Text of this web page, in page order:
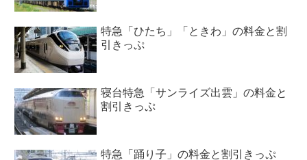
特急「ひたち」「ときわ」の料金と割
引きっぷ
寝台特急「サンライズ出雲」の料金と
割引きっぷ
特急「踊り子」の料金と割引きっぷ